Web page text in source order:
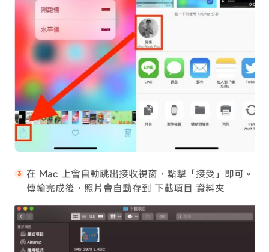
在 Mac 上會自動跳出接收視窗，點擊「接受」即可。
傳輸完成後，照片會自動存到 下載項目 資料夾